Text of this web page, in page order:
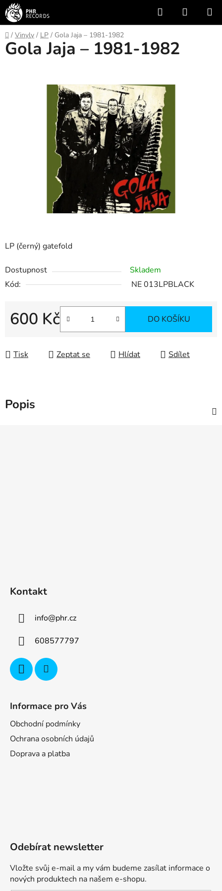
Přejít
na
obsah
Hledat
KOŠÍK
Domů
/ Vinyly / LP / Gola Jaja – 1981-1982
LP (černý) gatefold
Dostupnost
Skladem
Kód:
NE 013LPBLACK
600 Kč DO KOŠÍKU
Tisk Zeptat se Hlídat Sdílet
Gola Jaja – 1981-1982
Popis
Kontakt
info@phr.cz
608577797
Informace pro Vás
Obchodní podmínky
Ochrana osobních údajů
Doprava a platba
Odebírat newsletter
Vložte svůj e-mail a my vám budeme zasílat informace o
nových produktech na našem e-shopu.